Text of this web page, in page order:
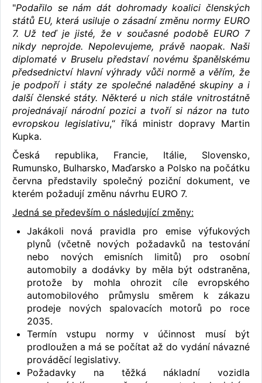
"Podařilo se nám dát dohromady koalici členských
států EU, která usiluje o zásadní změnu normy EURO
7. Už teď je jisté, že v současné podobě EURO 7
nikdy neprojde. Nepolevujeme, právě naopak. Naši
diplomaté v Bruselu představí novému španělskému
předsednictví hlavní výhrady vůči normě a věřím, že
je podpoří i státy ze společné naladěné skupiny a i
další členské státy. Některé u nich stále vnitrostátně
projednávají národní pozici a tvoří si názor na tuto
evropskou legislativu,“ říká ministr dopravy Martin
Kupka.
Česká republika, Francie, Itálie, Slovensko,
Rumunsko, Bulharsko, Maďarsko a Polsko na počátku
června představily společný poziční dokument, ve
kterém požadují změnu návrhu EURO 7.
Jedná se především o následující změny:
Jakákoli nová pravidla pro emise výfukových
plynů (včetně nových požadavků na testování
nebo nových emisních limitů) pro osobní
automobily a dodávky by měla být odstraněna,
protože by mohla ohrozit cíle evropského
automobilového průmyslu směrem k zákazu
prodeje nových spalovacích motorů po roce
2035.
Termín vstupu normy v účinnost musí být
prodloužen a má se počítat až do vydání návazné
prováděcí legislativy.
Požadavky na těžká nákladní vozidla